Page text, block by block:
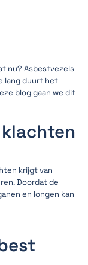
nu? Asbestvezels
lang duurt het
blog gaan we dit
krijgt van
Doordat de
en longen kan